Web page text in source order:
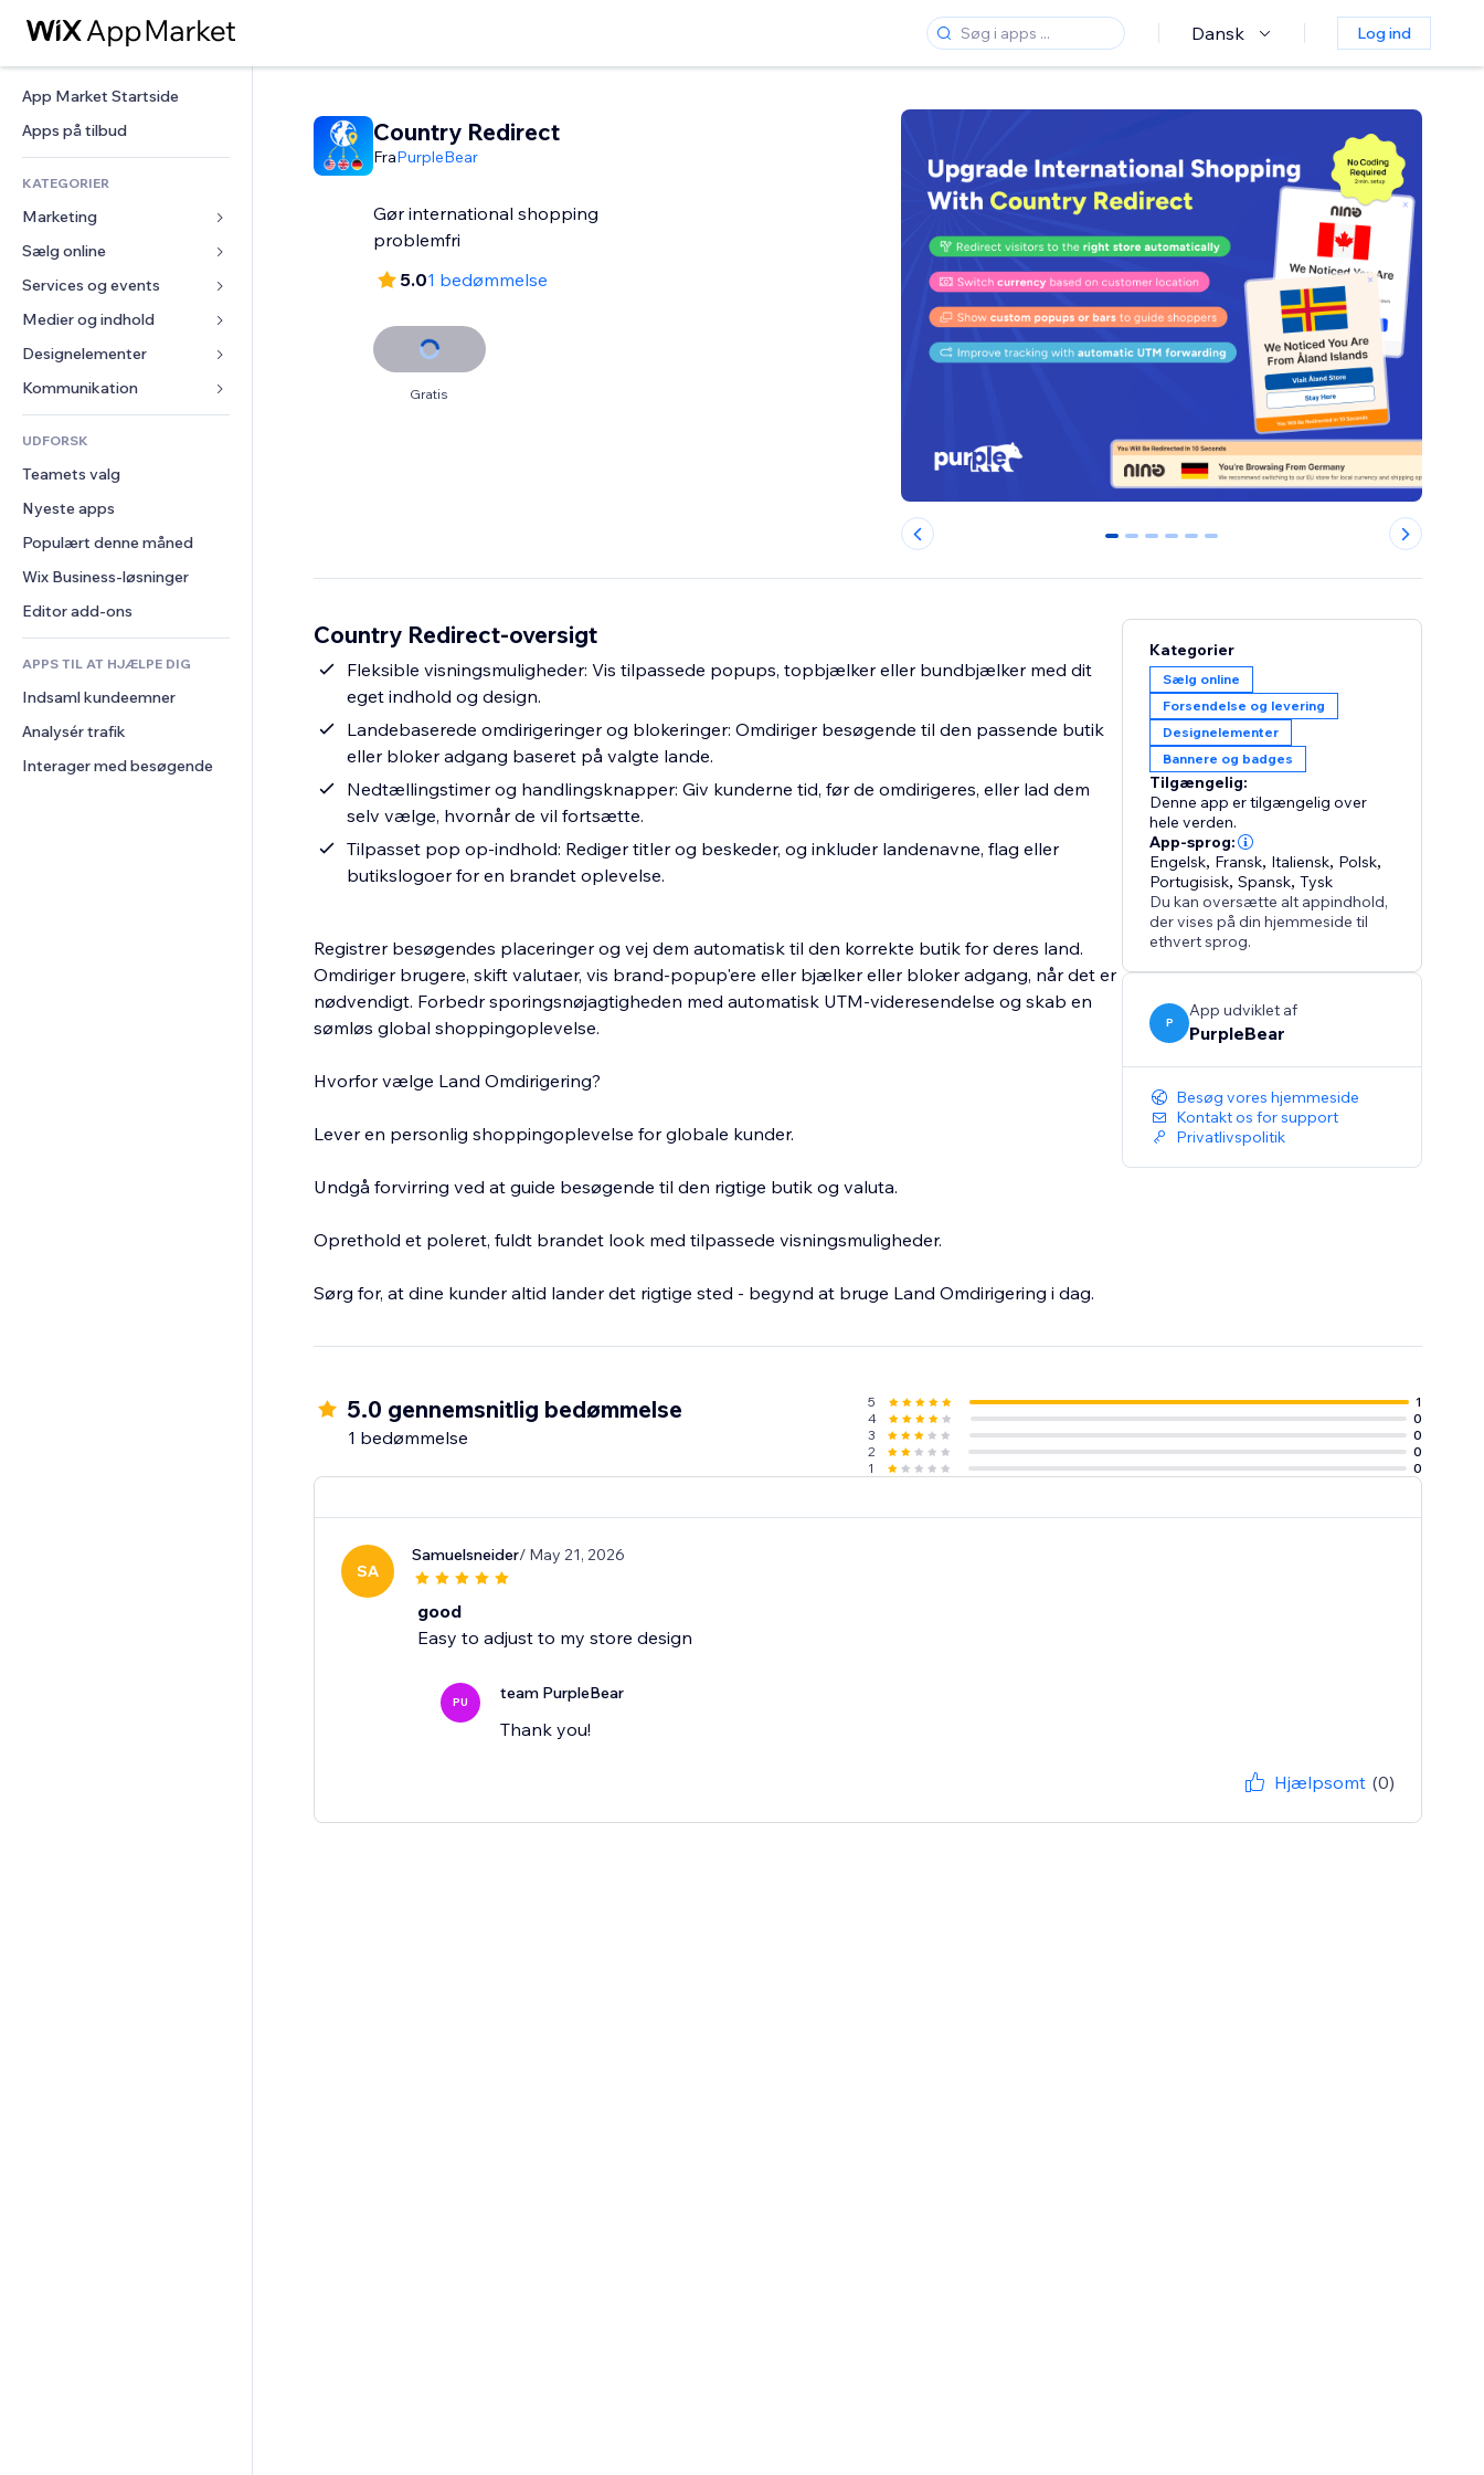
Dansk Log ind
App Market Startside
Apps på tilbud
KATEGORIER
Marketing
Annoncer
Mobil
Statistikker
Hjemmesideregister
E-mail
Sælg online
Apps til Webshops
Forsendelse og levering
Sælg-knapper
Bogføring
Kuponer og loyalitet
Lagerløsninger
Services og events
Hoteller
Events
Restauranter
Ejendomshandel
Bookinger
Medier og indhold
Galleri
Musik
Podcasts
Fotografi
Video
PDF
Fildeling
Nyheder
Designelementer
Kort og Navigation
Privatliv & Sikkerhed
Ur
Sideskabeloner
Billedeffekter
Knapper og menuer
Bannere og badges
Lommeregnere
Søg
Vejr
Diagrammer og tabeller
Formularer
Meningsmålinger
Chat
Kommentarer
Telefon
Fællesskab
Anmeldelser og anbefalinger
CRM
UDFORSK
Teamets valg
Nyeste apps
Populært denne måned
Wix Business-løsninger
Editor add-ons
APPS TIL AT HJÆLPE DIG
Indsaml kundeemner
Analysér trafik
Interager med besøgende
Country Redirect
FraPurpleBear
Gør international shopping
problemfri
5.01 bedømmelse
Gratis
0 1 2 3 4 5
Country Redirect-oversigt
Fleksible visningsmuligheder: Vis tilpassede popups, topbjælker eller bundbjælker med dit
eget indhold og design.
Landebaserede omdirigeringer og blokeringer: Omdiriger besøgende til den passende butik
eller bloker adgang baseret på valgte lande.
Nedtællingstimer og handlingsknapper: Giv kunderne tid, før de omdirigeres, eller lad dem
selv vælge, hvornår de vil fortsætte.
Tilpasset pop op-indhold: Rediger titler og beskeder, og inkluder landenavne, flag eller
butikslogoer for en brandet oplevelse.
Registrer besøgendes placeringer og vej dem automatisk til den korrekte butik for deres land.
Omdiriger brugere, skift valutaer, vis brand-popup'ere eller bjælker eller bloker adgang, når det er
nødvendigt. Forbedr sporingsnøjagtigheden med automatisk UTM-videresendelse og skab en
sømløs global shoppingoplevelse.
Hvorfor vælge Land Omdirigering?
Lever en personlig shoppingoplevelse for globale kunder.
Undgå forvirring ved at guide besøgende til den rigtige butik og valuta.
Oprethold et poleret, fuldt brandet look med tilpassede visningsmuligheder.
Sørg for, at dine kunder altid lander det rigtige sted - begynd at bruge Land Omdirigering i dag.
Kategorier
Sælg online
Forsendelse og levering
Designelementer
Bannere og badges
Tilgængelig:
Denne app er tilgængelig over
hele verden.
App-sprog:
Engelsk, Fransk, Italiensk, Polsk,
Portugisisk,Spansk,Tysk
Du kan oversætte alt appindhold,
der vises på din hjemmeside til
ethvert sprog.
P
App udviklet af
PurpleBear
Besøg vores hjemmeside
Kontakt os for support
Privatlivspolitik
5.0 gennemsnitlig bedømmelse
1 bedømmelse
5
1
4
0
3
0
2
0
1
0
SA
Samuelsneider/ May 21, 2026
good
Easy to adjust to my store design
PU team PurpleBear
Thank you!
Hjælpsomt (0)